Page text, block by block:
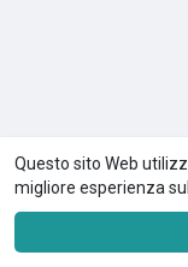
Questo sito Web
migliore esperienza